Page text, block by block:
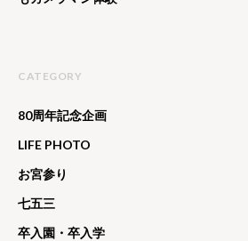
CATEGORY
80周年記念企画
LIFE PHOTO
お宮参り
七五三
卒入園・卒入学